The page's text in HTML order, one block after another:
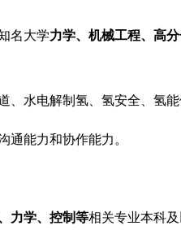
名大学力学、机械工程、高
水电解制氢、氢安全、氢
通能力和协作能力。
力学、控制等相关专业本科及